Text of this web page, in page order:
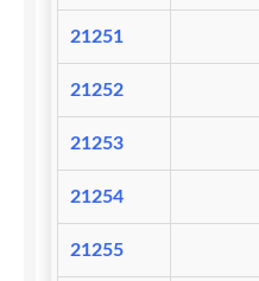
21251
21252
21253
21254
21255